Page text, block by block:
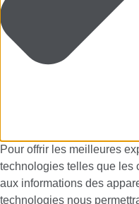
Pour offrir les meilleures
technologies telles que les
aux informations des
technologies nous